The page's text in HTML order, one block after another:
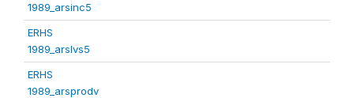
1989_arsinc5
ERHS
1989_arslvs5
ERHS
1989_arsprodv